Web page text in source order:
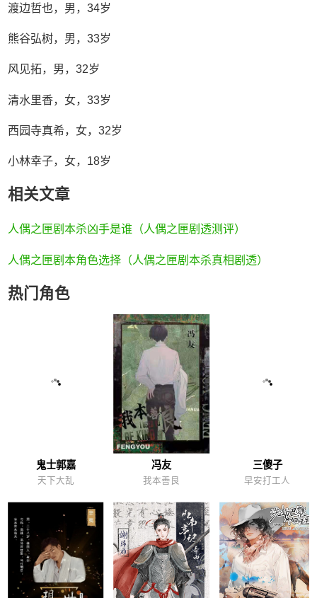
渡边哲也，男，34岁
熊谷弘树，男，33岁
风见拓，男，32岁
清水里香，女，33岁
西园寺真希，女，32岁
小林幸子，女，18岁
相关文章
人偶之匣剧本杀凶手是谁（人偶之匣剧透测评）
人偶之匣剧本角色选择（人偶之匣剧本杀真相剧透）
热门角色
鬼士郭嘉
天下大乱
冯友
我本善良
三傻子
早安打工人